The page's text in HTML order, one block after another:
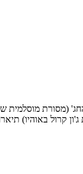
(מסורת
ג'ון קרול באוהיו)